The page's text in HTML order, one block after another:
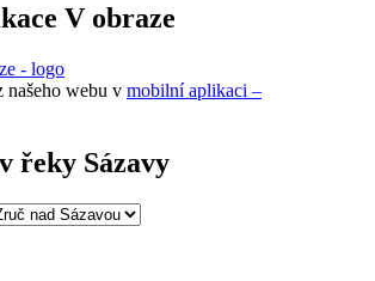
V obraze
našeho webu v mobilní aplikaci –
řeky Sázavy